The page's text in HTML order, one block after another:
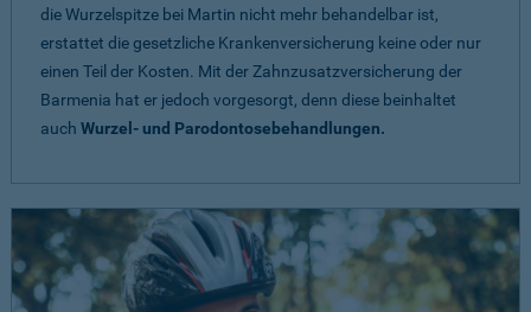
die Wurzelspitze bei Martin nicht mehr behandelbar ist,
erstattet die gesetzliche Krankenversicherung keine oder nur
einen Teil der Kosten. Mit der Zahnzusatzversicherung der
Barmenia hat er jedoch vorgesorgt, denn diese beinhaltet
auch Wurzel- und Parodontosebehandlungen.